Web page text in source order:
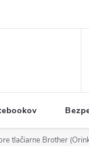
tlačiarne Brother